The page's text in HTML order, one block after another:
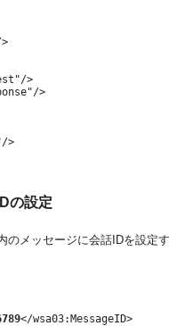
>
>
>
>
の設定
のメッセージに会話IDを設定
</wsa03:MessageID>